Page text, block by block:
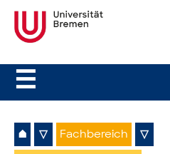
☰
⌂ ▽ Fachbereich ▽